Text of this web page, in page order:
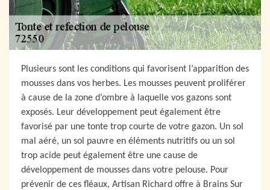
Plusieurs sont les conditions qui favorisent l’apparition des
mousses dans vos herbes. Les mousses peuvent proliférer
à cause de la zone d’ombre à laquelle vos gazons sont
exposés. Leur développement peut également être
favorisé par une tonte trop courte de votre gazon. Un sol
mal aéré, un sol pauvre en éléments nutritifs ou un sol
trop acide peut également être une cause de
développement de mousses dans votre pelouse. Pour
prévenir de ces fléaux, Artisan Richard offre à Brains Sur